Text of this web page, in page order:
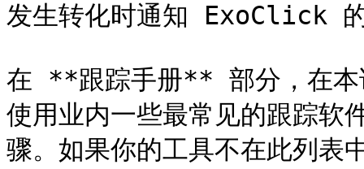
发生转化时通知 ExoClick
在 **跟踪手册** 部分，在本
使用业内一些最常见的跟踪软
骤。如果你的工具不在此列表